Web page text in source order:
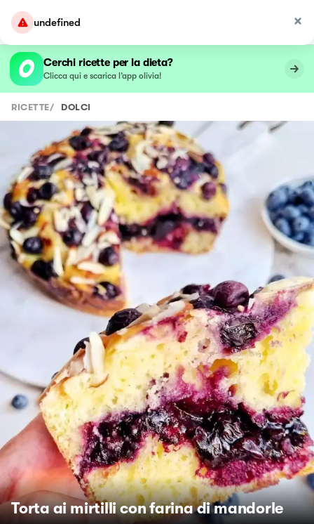
undefined
Cerchi ricette per la dieta?
Clicca qui e scarica l’app olivia!
RICETTE/ DOLCI
Torta ai mirtilli con farina di mandorle